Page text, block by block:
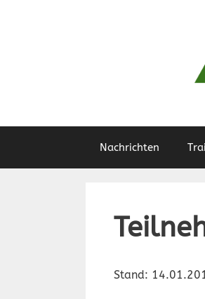
Nachrichten
Stand: